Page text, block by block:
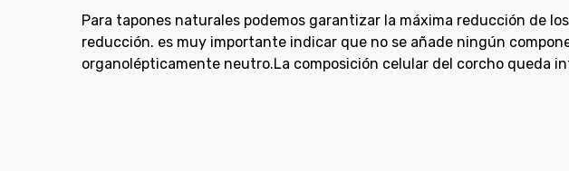
Para tapones naturales podemos garantizar la máxima reducción de
reducción. es muy importante indicar que no se añade ningún
organolépticamente neutro.La composición celular del corcho queda